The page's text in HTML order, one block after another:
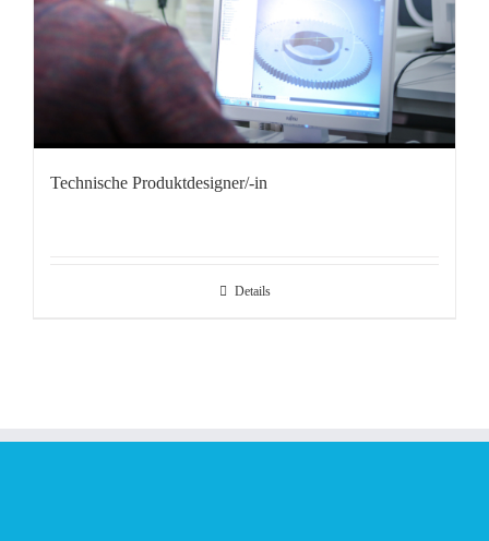
Technische Produktdesigner/-in
Details